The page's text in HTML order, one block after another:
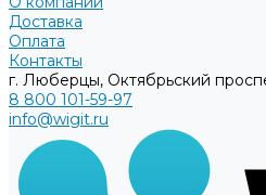
Доставка
Оплата
Контакты
г. Люберцы, Октябрьский
8 800 101-59-97
info@wigit.ru